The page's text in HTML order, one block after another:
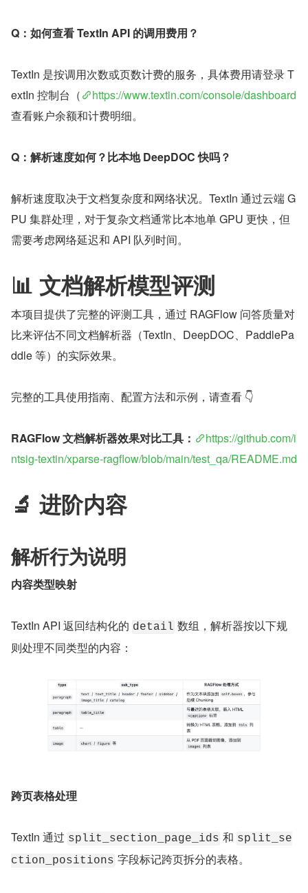
Q：如何查看 TextIn API 的调用费用？
TextIn 是按调用次数或页数计费的服务，具体费用请登录 T
extIn 控制台（
https://www.textin.com/console/dashboard
查看账户余额和计费明细。
Q：解析速度如何？比本地 DeepDOC 快吗？
解析速度取决于文档复杂度和网络状况。TextIn 通过云端 G
PU 集群处理，对于复杂文档通常比本地单 GPU 更快，但
需要考虑网络延迟和 API 队列时间。
📊 文档解析模型评测
本项目提供了完整的评测工具，通过 RAGFlow 问答质量对
比来评估不同文档解析器（TextIn、DeepDOC、PaddlePa
ddle 等）的实际效果。
完整的工具使用指南、配置方法和示例，请查看 👇
​RAGFlow 文档解析器效果对比工具：​
https://github.com/i
ntsig-textin/xparse-ragflow/blob/main/test_qa/README.md
🔬 进阶内容
解析行为说明
内容类型映射
TextIn API 返回结构化的 detail 数组，解析器按以下规
则处理不同类型的内容：
跨页表格处理
TextIn 通过 split_section_page_ids 和 split_se
ction_positions 字段标记跨页拆分的表格。